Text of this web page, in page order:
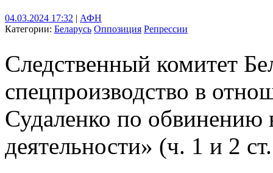
04.03.2024 17:32 | АФН
Категории: Беларусь Оппозиция Репрессии
Следственный комитет
спецпроизводство в
Судаленко по обвинению
деятельности» (ч. 1 и 2